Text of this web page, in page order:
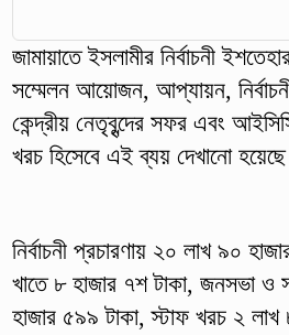
জামায়াতে ইসলামীর নির্বাচনী
সম্মেলন আয়োজন, আপ্যায়ন,
কেন্দ্রীয় নেতৃবৃন্দের সফর এবং
খরচ হিসেবে এই ব্যয় দেখানো
নির্বাচনী প্রচারণায় ২০ লাখ ৯০
খাতে ৮ হাজার ৭শ টাকা, জনসভা ও
হাজার ৫৯৯ টাকা, স্টাফ খরচ ২